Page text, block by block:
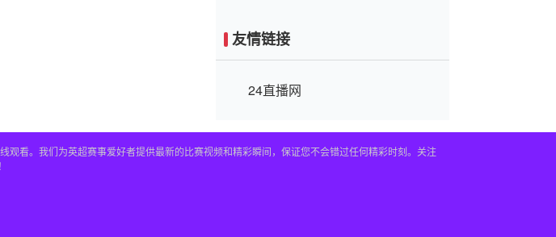
友情链接
24直播网
看。我们为英超赛事爱好者提供最新的比赛视频和精彩瞬间，保证您不会错过任何精彩时刻。关注